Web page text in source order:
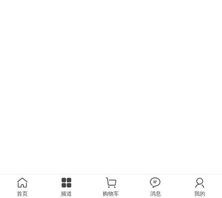
首页 频道 购物车 消息 我的